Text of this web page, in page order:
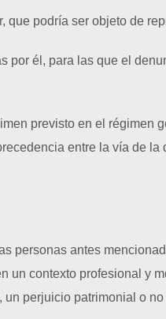
podría ser objeto de
él, para las que el
previsto en el régimen
entre la vía de
personas antes
un contexto profesional y
perjuicio patrimonial o